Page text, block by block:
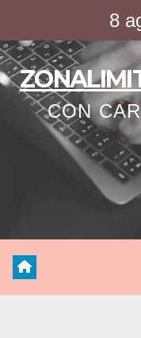
contenido
8
CON